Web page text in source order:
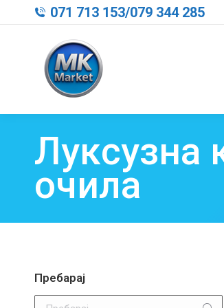
071 713 153/079 344 285
Луксузна
очила
Пребарај